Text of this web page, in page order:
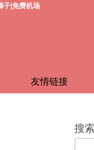
子|免费机场
友情链接
搜索